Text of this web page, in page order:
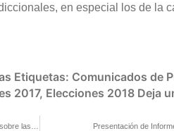
en especial los de la
Etiquetas: Comunicados de
2017, Elecciones 2018 Deja
Presentación de